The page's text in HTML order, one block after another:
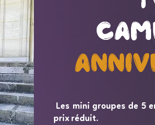
Les mini groupes de 5
prix réduit.